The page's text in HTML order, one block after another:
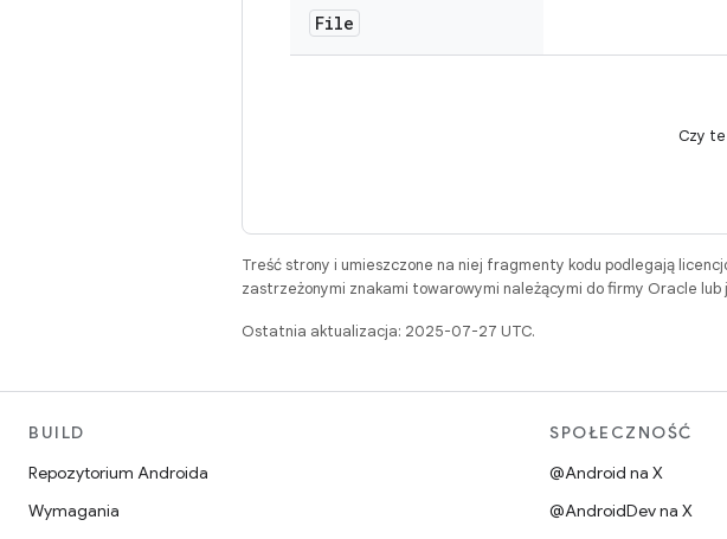
File
Czy te
Treść strony i umieszczone na niej fragmenty kodu podlegają
zastrzeżonymi znakami towarowymi należącymi do firmy Oracle
Ostatnia aktualizacja: 2025-07-27 UTC.
BUILD
Repozytorium Androida
Wymagania
SPOŁECZNOŚĆ
@Android na X
@AndroidDev na X